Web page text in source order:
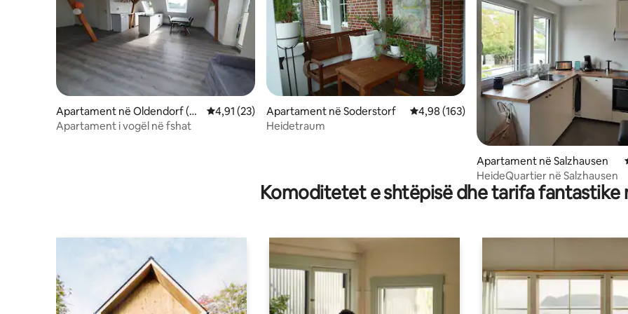
Apartament në Oldendorf (Lu
he)
Vlerësimi mesatar 4,91 nga 5, 23 vlerësime
4,91 (23)
Apartament i vogël në fshat
Apartament në Soderstorf Vlerësimi mesatar 4,98 nga 5, 163 vlerësime
4,98 (163)
Heidetraum
Apartament në Salzhausen
HeideQuartier në Salzhausen
Komoditetet e shtëpisë dhe tarifa fantastike